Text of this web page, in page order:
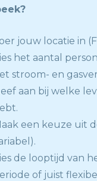
jouw locatie in
het aantal
stroom- en
aan bij welke
een keuze uit
de looptijd van
of juist